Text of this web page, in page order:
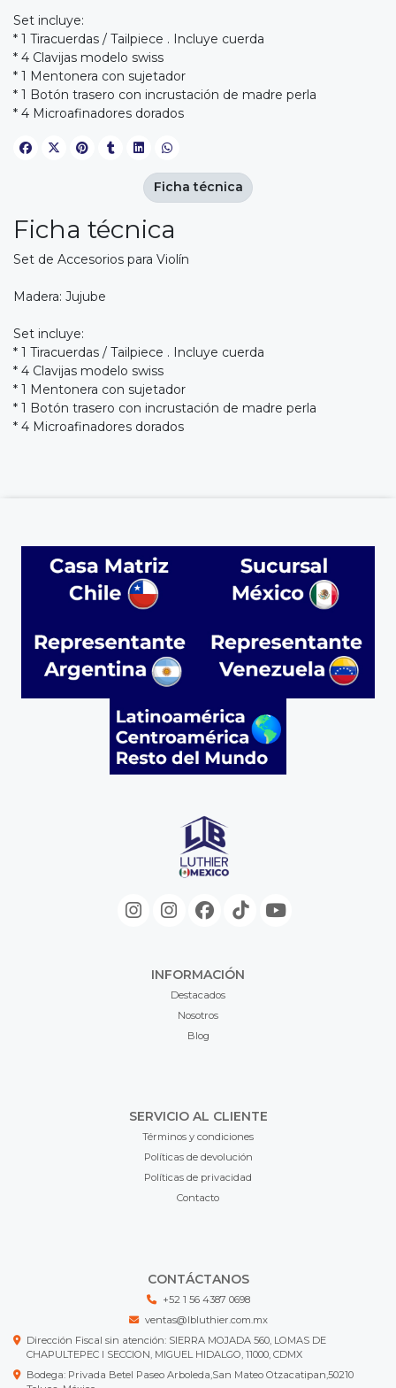
Set incluye:
* 1 Tiracuerdas / Tailpiece . Incluye cuerda
* 4 Clavijas modelo swiss
* 1 Mentonera con sujetador
* 1 Botón trasero con incrustación de madre perla
* 4 Microafinadores dorados
Ficha técnica
Set de Accesorios para Violín
Madera: Jujube
Set incluye:
* 1 Tiracuerdas / Tailpiece . Incluye cuerda
* 4 Clavijas modelo swiss
* 1 Mentonera con sujetador
* 1 Botón trasero con incrustación de madre perla
* 4 Microafinadores dorados
Ficha técnica
INFORMACIÓN
Destacados
Nosotros
Blog
SERVICIO AL CLIENTE
Términos y condiciones
Políticas de devolución
Políticas de privacidad
Contacto
CONTÁCTANOS
+52 1 56 4387 0698
ventas@lbluthier.com.mx
Dirección Fiscal sin atención: SIERRA MOJADA 560, LOMAS DE
CHAPULTEPEC I SECCION, MIGUEL HIDALGO, 11000, CDMX
Bodega: Privada Betel Paseo Arboleda,San Mateo Otzacatipan,50210